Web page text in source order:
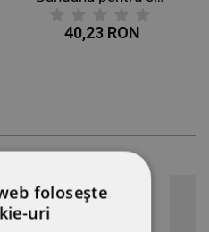
40,23 RON
folosește
uri